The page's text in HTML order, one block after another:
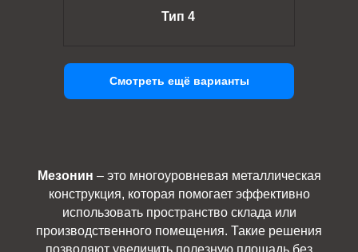
Тип 4
Смотреть ещё варианты
Мезонин – это многоуровневая металлическая
конструкция, которая помогает эффективно
использовать пространство склада или
производственного помещения. Такие решения
позволяют увеличить полезную площадь без